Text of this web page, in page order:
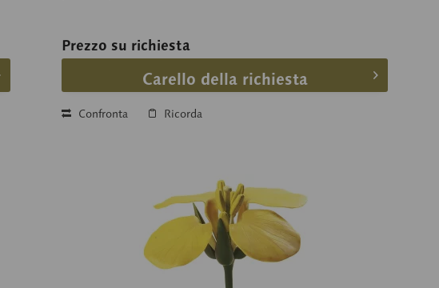
Prezzo su richiesta
Carello della richiesta
Confronta Ricorda